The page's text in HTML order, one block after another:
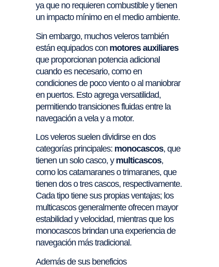
ya que no requieren combustible y tienen
un impacto mínimo en el medio ambiente.
Sin embargo, muchos veleros también
están equipados con motores auxiliares
que proporcionan potencia adicional
cuando es necesario, como en
condiciones de poco viento o al maniobrar
en puertos. Esto agrega versatilidad,
permitiendo transiciones fluidas entre la
navegación a vela y a motor.
Los veleros suelen dividirse en dos
categorías principales: monocascos, que
tienen un solo casco, y multicascos,
como los catamaranes o trimaranes, que
tienen dos o tres cascos, respectivamente.
Cada tipo tiene sus propias ventajas; los
multicascos generalmente ofrecen mayor
estabilidad y velocidad, mientras que los
monocascos brindan una experiencia de
navegación más tradicional.
Además de sus beneficios